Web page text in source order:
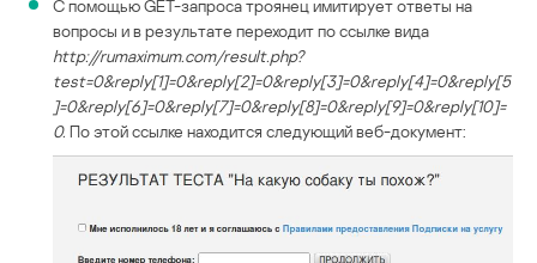
С помощью GET-запроса троянец имитирует ответы на
вопросы и в результате переходит по ссылке вида
http://rumaximum.com/result.php?
test=0&reply[1]=0&reply[2]=0&reply[3]=0&reply[4]=0&reply[5
]=0&reply[6]=0&reply[7]=0&reply[8]=0&reply[9]=0&reply[10]=
0. По этой ссылке находится следующий веб-документ: